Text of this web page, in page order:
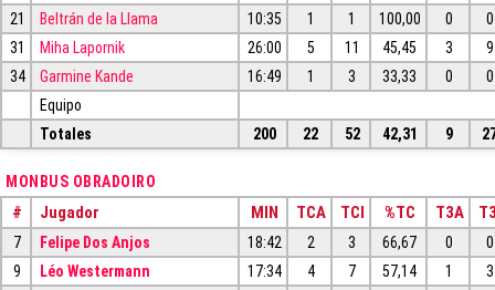
21
Beltrán de la Llama 10:35 1 1 100,00 0
0
31
Miha Lapornik 26:00 5 11 45,45 3
9
34
Garmine Kande 16:49 1 3 33,33 0
0
Equipo
Totales
200 22 52 42,31 9
MONBUS OBRADOIRO
# Jugador MIN TCA TCI %TC T3A
7 Felipe Dos Anjos 18:42 2 3 66,67 0
0
9
Léo Westermann 17:34 4 7 57,14 1
3